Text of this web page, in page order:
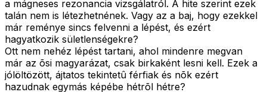
a mágneses rezonancia vizsgálatról. A hite szerint ezek
talán nem is létezhetnének. Vagy az a baj, hogy ezekkel
már reménye sincs felvenni a lépést, és ezért
hagyatkozik sületlenségekre?
Ott nem nehéz lépést tartani, ahol mindenre megvan
már az õsi magyarázat, csak birkaként lesni kell. Ezek a
jólöltözött, ájtatos tekintetû férfiak és nõk ezért
hazudnak egymás képébe hétrõl hétre?